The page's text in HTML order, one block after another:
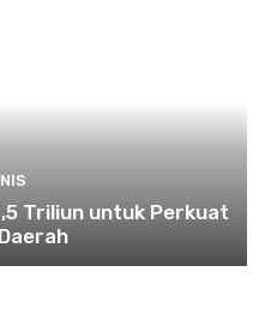
Triliun untuk Perkuat